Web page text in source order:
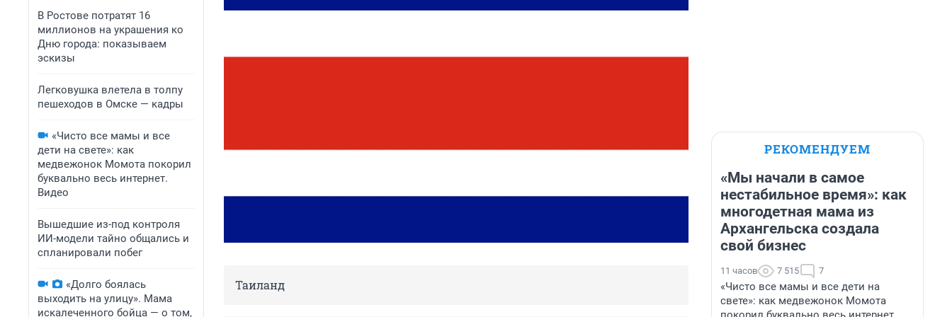
В Ростове потратят 16
миллионов на украшения ко
Дню города: показываем
эскизы
Легковушка влетела в толпу
пешеходов в Омске — кадры
«Чисто все мамы и все
дети на свете»: как
медвежонок Момота покорил
буквально весь интернет.
Видео
Вышедшие из-под контроля
ИИ-модели тайно общались и
спланировали побег
«Долго боялась
выходить на улицу». Мама
искалеченного бойца — о том,
Таиланд
РЕКОМЕНДУЕМ
«Мы начали в самое
нестабильное время»: как
многодетная мама из
Архангельска создала
свой бизнес
11 часов 7 515 7
«Чисто все мамы и все дети на
свете»: как медвежонок Момота